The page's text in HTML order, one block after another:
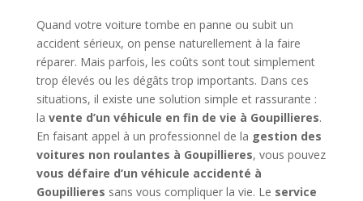
Quand votre voiture tombe en panne ou subit un
accident sérieux, on pense naturellement à la faire
réparer. Mais parfois, les coûts sont tout simplement
trop élevés ou les dégâts trop importants. Dans ces
situations, il existe une solution simple et rassurante :
la vente d’un véhicule en fin de vie à Goupillieres.
En faisant appel à un professionnel de la gestion des
voitures non roulantes à Goupillieres, vous pouvez
vous défaire d’un véhicule accidenté à
Goupillieres sans vous compliquer la vie. Le service